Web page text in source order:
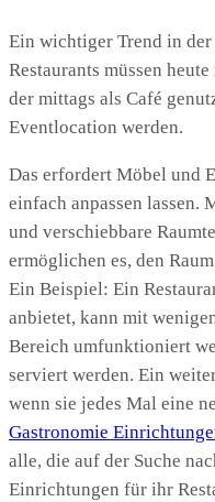
Ein wichtiger Trend in
Restaurants müssen
der mittags als Café
Eventlocation werden.
Das erfordert Möbel und
einfach anpassen lassen.
und verschiebbare
ermöglichen es, den
Ein Beispiel: Ein
anbietet, kann mit
Bereich umfunktioniert
serviert werden. Ein
wenn sie jedes Mal eine
Gastronomie
alle, die auf der Suche
Einrichtungen für ihr